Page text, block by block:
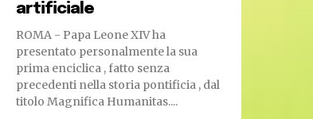
artificiale
ROMA - Papa Leone XIV ha
presentato personalmente la sua
prima enciclica , fatto senza
precedenti nella storia pontificia , dal
titolo Magnifica Humanitas....